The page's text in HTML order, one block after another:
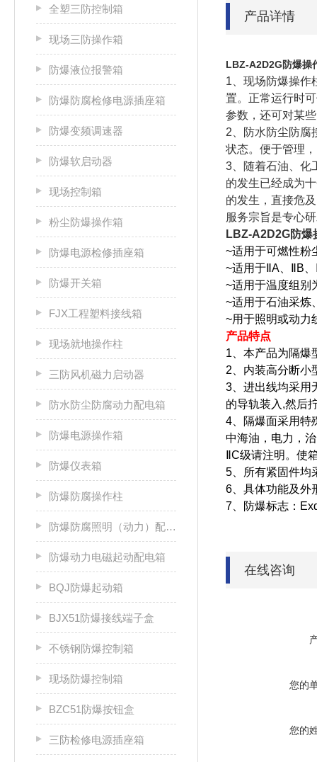
全塑三防控制箱
现场三防操作箱
防爆液位报警箱
防爆防腐检修电源插座箱
防爆变频调速器
防爆软启动器
现场控制箱
粉尘防爆操作箱
防爆电源检修插座箱
防爆开关箱
FJX工程塑料接线箱
现场就地操作柱
三防风机磁力启动器
防水防尘防腐动力配电箱
防爆电源操作箱
防爆仪表箱
防爆防腐操作柱
防爆防腐照明（动力）配电箱
防爆动力电磁起动配电箱
BQJ防爆起动箱
BJX51防爆接线端子盒
不锈钢防爆控制箱
现场防爆控制箱
BZC51防爆按钮盒
三防检修电源插座箱
产品详情
LBZ-A2D2G防爆操
1、现场防爆操作
置。正常运行时
参数，还可对某
2 、防水防尘防
状态。便于管理
3 、随着石油、
的发生已经成为
的发生，直接危
服务宗旨是专心
LBZ-A2D2G防爆
~适用于可燃性粉
~适用于ⅡA、ⅡB
~适用于温度组别
~适用于石油采炼
~用于照明或动力
产品特点
1、本产品为隔爆
2、内装高分断小
3、进出线均采用
的导轨装入,然后
4、隔爆面采用特
中海油，电力，
ⅡC级请注明。使
5、所有紧固件均
6、具体功能及外
7、防爆标志：
在线咨询
您的
您的